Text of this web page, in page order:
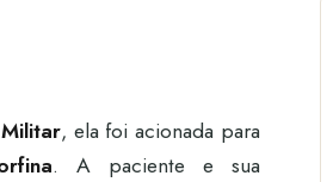
, ela foi acionada para
. A paciente e sua